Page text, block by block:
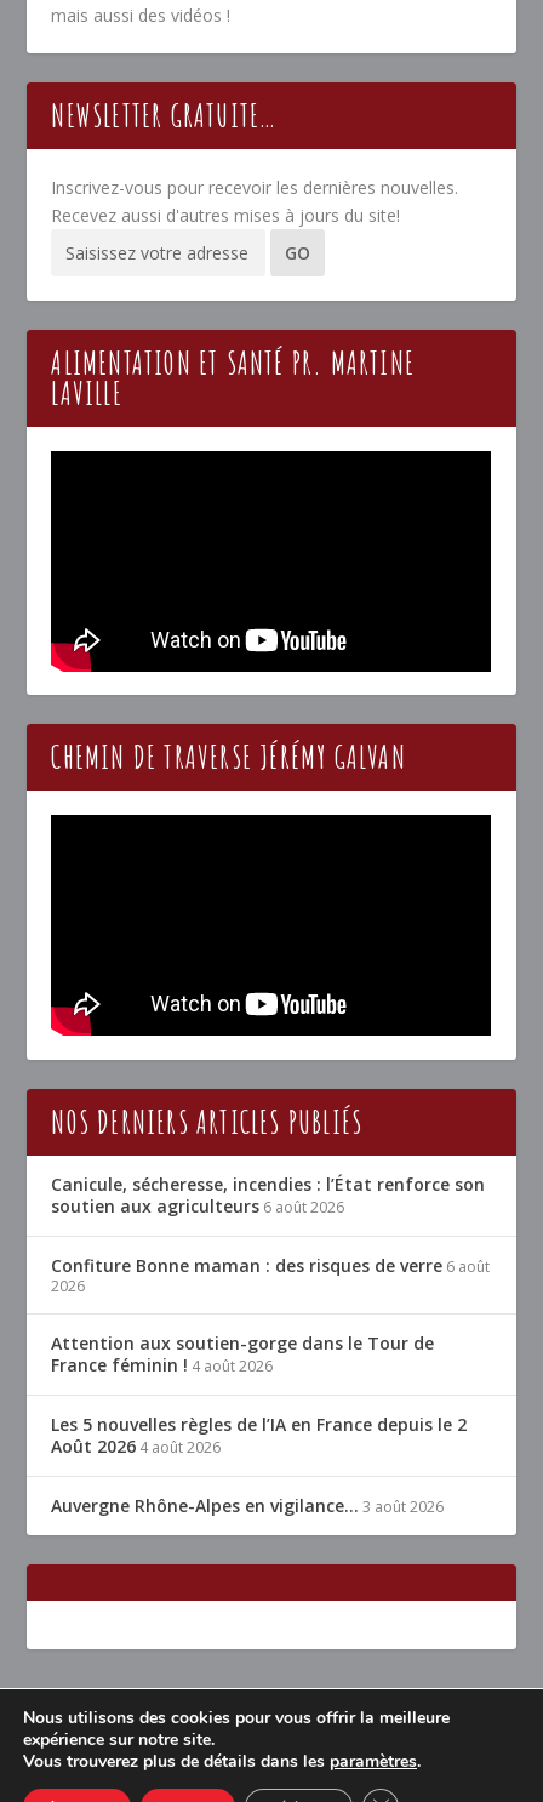
mais aussi des vidéos !
NEWSLETTER GRATUITE…
Inscrivez-vous pour recevoir les dernières nouvelles.
Recevez aussi d'autres mises à jours du site!
ALIMENTATION ET SANTÉ PR. MARTINE
LAVILLE
CHEMIN DE TRAVERSE JÉRÉMY GALVAN
NOS DERNIERS ARTICLES PUBLIÉS
Canicule, sécheresse, incendies : l’État renforce son
soutien aux agriculteurs 6 août 2026
Confiture Bonne maman : des risques de verre 6 août
2026
Attention aux soutien-gorge dans le Tour de
France féminin ! 4 août 2026
Les 5 nouvelles règles de l’IA en France depuis le 2
Août 2026 4 août 2026
Auvergne Rhône-Alpes en vigilance… 3 août 2026
Conçu parElegant Themes | Propulsé parWordPress
Accueil Restaurants Lyon & alentours
Mentions légales
Contact
Nous utilisons des cookies pour vous offrir la meilleure
expérience sur notre site.
Vous trouverez plus de détails dans les paramètres.